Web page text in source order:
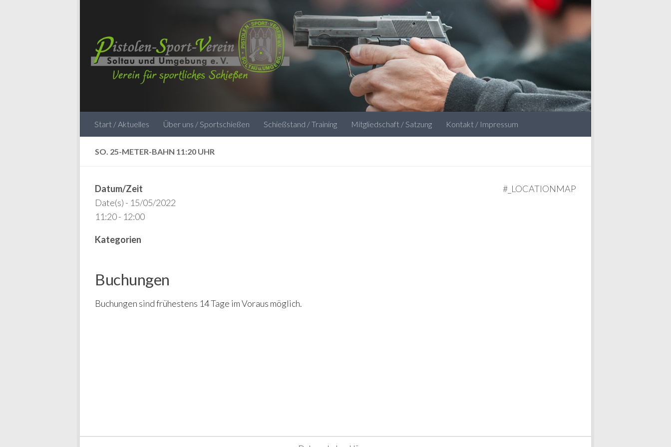
Start / Aktuelles Über uns / Sportschießen Schießstand / Training Mitgliedschaft / Satzung Kontakt / Impressum
SO. 25-METER-BAHN 11:20 UHR
#_LOCATIONMAP
Datum/Zeit
Date(s) - 15/05/2022
11:20 - 12:00
Kategorien
Buchungen
Buchungen sind frühestens 14 Tage im Voraus möglich.